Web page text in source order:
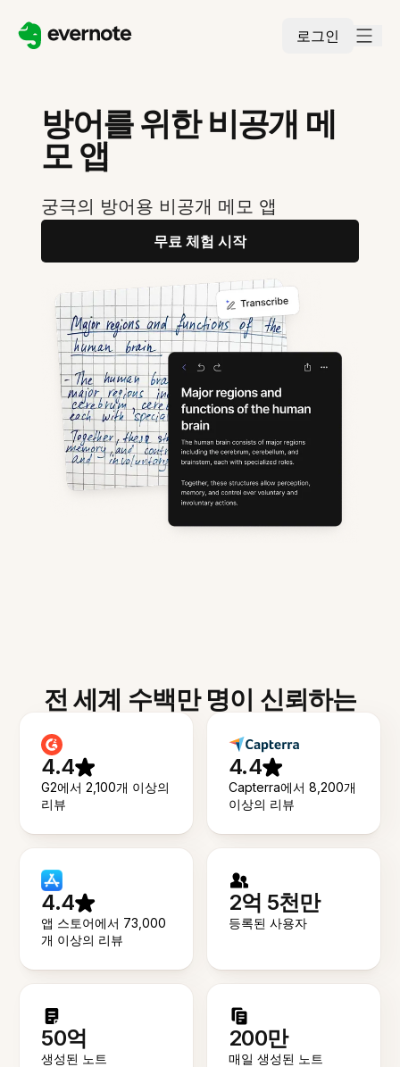
로그인
방어를 위한 비공개 메
모 앱
궁극의 방어용 비공개 메모 앱
무료 체험 시작
전 세계 수백만 명이 신뢰하는
4.4
G2에서 2,100개 이상의
리뷰
4.4
Capterra에서 8,200개
이상의 리뷰
4.4
앱 스토어에서 73,000
개 이상의 리뷰
2억 5천만
등록된 사용자
50억
생성된 노트
200만
매일 생성된 노트